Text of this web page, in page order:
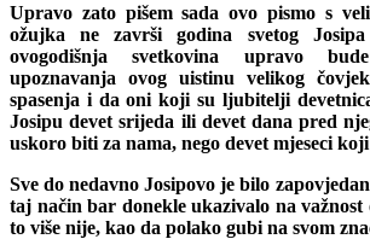
Upravo zato pišem sada ovo pismo s
ožujka ne završi godina svetog
ovogodišnja svetkovina upravo
upoznavanja ovog uistinu velikog
spasenja i da oni koji su ljubitelji
Josipu devet srijeda ili devet dana pred
uskoro biti za nama, nego devet mjeseci
Sve do nedavno Josipovo je bilo
taj način bar donekle ukazivalo na važnost
to više nije, kao da polako gubi na svom